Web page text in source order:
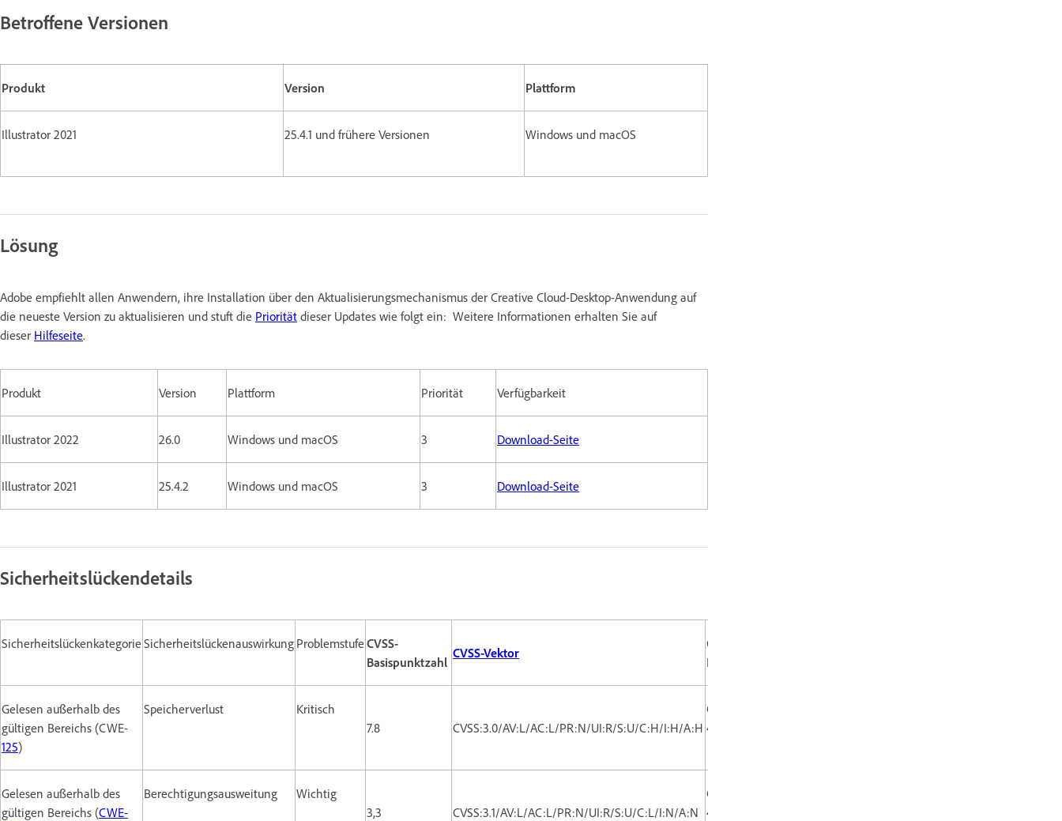
Betroffene Versionen
Produkt Version Plattform
Illustrator 2021 25.4.1 und frühere Versionen Windows und macOS
Lösung
Adobe empfiehlt allen Anwendern, ihre Installation über den Aktualisierungsmechanismus der Creative Cloud-Desktop-Anwendung auf
die neueste Version zu aktualisieren und stuft die Priorität dieser Updates wie folgt ein: Weitere Informationen erhalten Sie auf
dieser Hilfeseite.
Produkt Version Plattform Priorität Verfügbarkeit
Illustrator 2022 26.0 Windows und macOS 3 Download-Seite
Illustrator 2021 25.4.2 Windows und macOS 3 Download-Seite
Sicherheitslückendetails
SicherheitslückenkategorieSicherheitslückenauswirkung ProblemstufeCVSS-
Basispunktzahl
CVSS-Vektor
CVE-
Nummern
Gelesen außerhalb des
gültigen Bereichs (CWE-
125)
Speicherverlust
Kritisch
7.8
CVSS:3.0/AV:L/AC:L/PR:N/UI:R/S:U/C:H/I:H/A:H
CVE-2021-
40718
Gelesen außerhalb des
gültigen Bereichs (CWE-
Berechtigungsausweitung
Wichtig
3,3
CVSS:3.1/AV:L/AC:L/PR:N/UI:R/S:U/C:L/I:N/A:N
CVE-2021-
40746